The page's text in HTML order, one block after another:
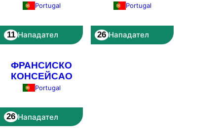
Portugal
11 Нападател
Portugal
26 Нападател
ФРАНСИСКО
КОНСЕЙСАО
Portugal
26 Нападател